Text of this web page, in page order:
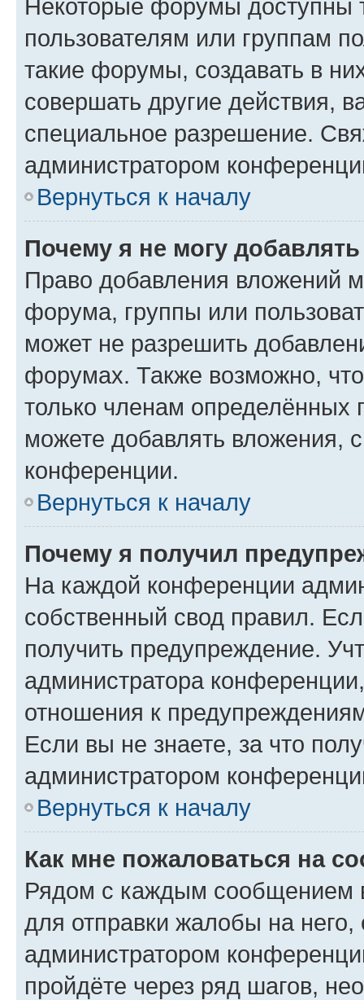
Некоторые форумы доступны
пользователям или группам
такие форумы, создавать в
совершать другие действия,
специальное разрешение.
администратором
Вернуться к началу
Почему я не могу
Право добавления вложений
форума, группы или
может не разрешить
форумах. Также возможно,
только членам определённых
можете добавлять вложения,
конференции.
Вернуться к началу
Почему я получил
На каждой конференции
собственный свод правил.
получить предупреждение.
администратора
отношения к
Если вы не знаете, за что
администратором
Вернуться к началу
Как мне пожаловаться на
Рядом с каждым сообщением
для отправки жалобы на
администратором
пройдёте через ряд шагов,